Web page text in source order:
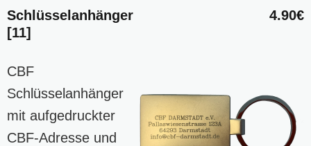
4.90€
Schlüsselanhänger
[11]
CBF
Schlüsselanhänger
mit aufgedruckter
CBF-Adresse und